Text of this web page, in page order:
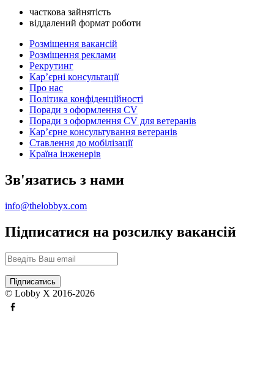
часткова зайнятість
віддалений формат роботи
Розміщення вакансій
Розміщення реклами
Рекрутинг
Карʼєрні консультації
Про нас
Політика конфіденційності
Поради з оформлення CV
Поради з оформлення CV для ветеранів
Карʼєрне консультування ветеранів
Ставлення до мобілізації
Країна інженерів
Зв'язатись з нами
info@thelobbyx.com
Підписатися на розсилку вакансій
© Lobby X 2016-2026